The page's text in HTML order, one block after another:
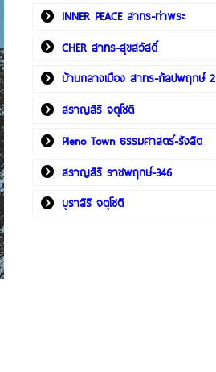
INNER PEACE สาทร-ท่าพระ
CHER สาทร-สุขสวัสดิ์
บ้านกลางเมือง สาทร-กัลปพฤกษ์ 2
สราญสิริ จตุโชติ
Pleno Town ธรรมศาสตร์-รังสิต
สราญสิริ ราชพฤกษ์-346
บุราสิริ จตุโชติ